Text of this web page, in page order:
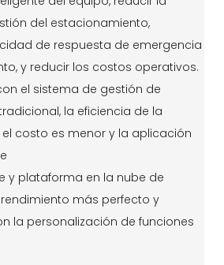
del estacionamiento,
de respuesta de emergencia
y reducir los costos operativos.
el sistema de gestión de
la eficiencia de la
costo es menor y la aplicación
y plataforma en la nube de
más perfecto y
la personalización de funciones